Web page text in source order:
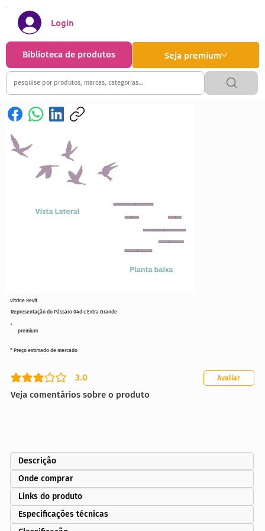
Seja premium
Biblioteca de produtos
Login
premium
Representação do Pássaro 04d c Extra Grande
3.0
classificação média é 3 de 5
Veja comentários sobre o produto
Avaliar
* Preço estimado de mercado
Vitrine Revit
Descrição
Onde comprar
Links do produto
Especificações técnicas